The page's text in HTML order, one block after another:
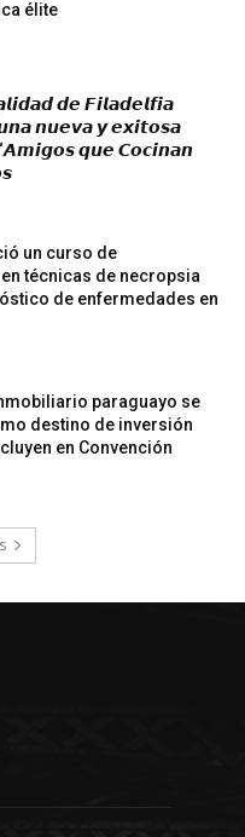
élite
𝙙𝙚 𝙁𝙞𝙡𝙖𝙙𝙚𝙡𝙛𝙞𝙖
𝙣𝙪𝙚𝙫𝙖 𝙮 𝙚𝙭𝙞𝙩𝙤𝙨𝙖
𝙦𝙪𝙚 𝘾𝙤𝙘𝙞𝙣𝙖𝙣
un curso de
técnicas de necropsia
de enfermedades en
paraguayo se
destino de inversión
en Convención